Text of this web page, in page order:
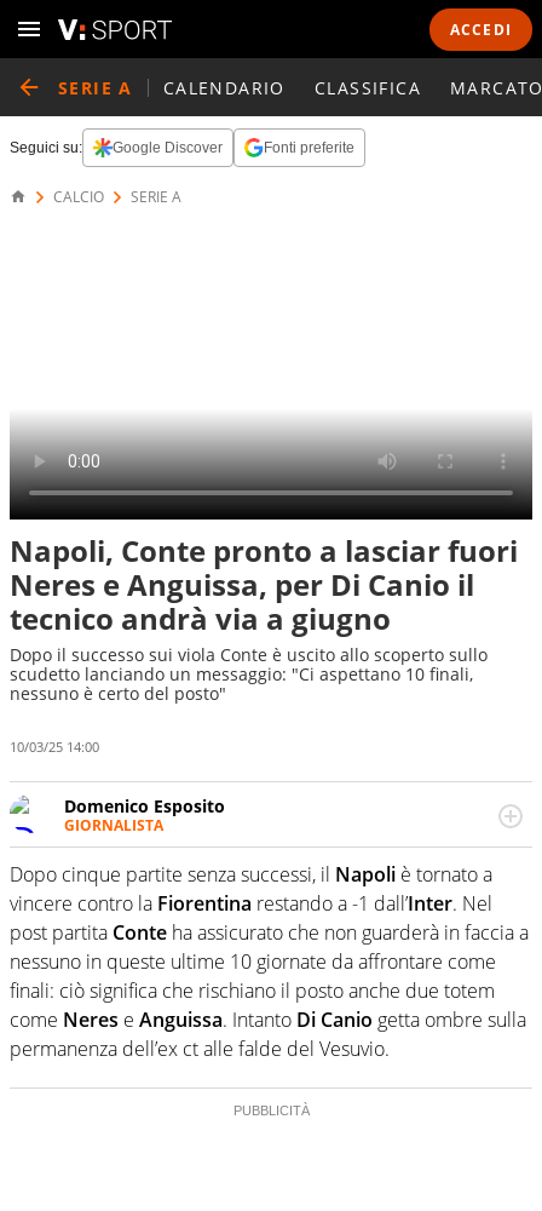
ACCEDI
SERIE A CALENDARIO CLASSIFICA
Seguici su: Google Discover Fonti preferite
CALCIO SERIE A
Napoli, Conte pronto a lasciar fuori
Neres e Anguissa, per Di Canio il
tecnico andrà via a giugno
Dopo il successo sui viola Conte è uscito allo scoperto sullo
scudetto lanciando un messaggio: "Ci aspettano 10 finali,
nessuno è certo del posto"
10/03/25 14:00
Domenico Esposito
GIORNALISTA
Da vent’anni in campo e sul campo per vivere ogni evento
in tutte le sue sfaccettature. Passione smisurata per il
calcio e per la sfera di cuoio. Il pallone è una cosa
serissima, guai a dirgli di no
Dopo cinque partite senza successi, il Napoli è tornato a
vincere contro la Fiorentina restando a -1 dall’Inter. Nel
post partita Conte ha assicurato che non guarderà in faccia a
nessuno in queste ultime 10 giornate da affrontare come
finali: ciò significa che rischiano il posto anche due totem
come Neres e Anguissa. Intanto Di Canio getta ombre sulla
permanenza dell’ex ct alle falde del Vesuvio.